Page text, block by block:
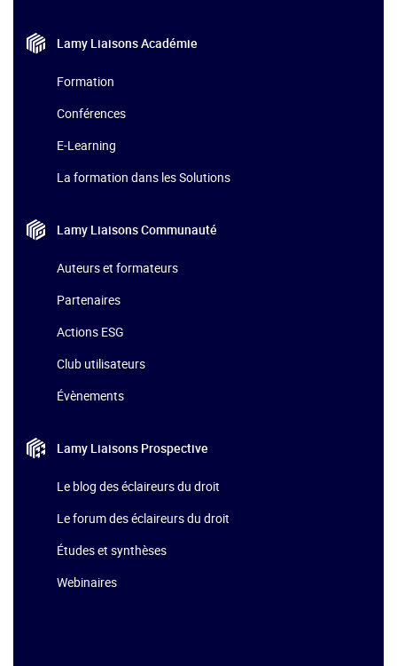
Lamy LiaisonsAcadémie
Formation
Conférences
E-Learning
La formation dans les Solutions
Lamy LiaisonsCommunauté
Auteurs et formateurs
Partenaires
Actions ESG
Club utilisateurs
Évènements
Lamy Liaisons Prospective
Le blog des éclaireurs du droit
Le forum des éclaireurs du droit
Études et synthèses
Webinaires